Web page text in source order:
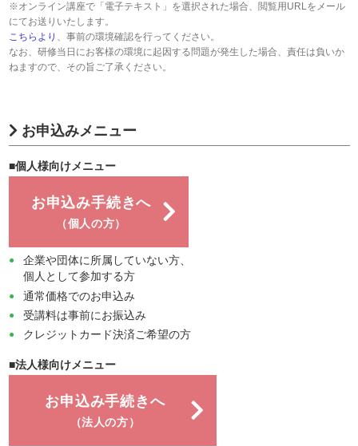
※オンライン講座で「電子テキスト」を選択された場合、閲覧用URLをメール
にてお送りいたします。
こちらより 、事前の環境確認を行ってください。
なお、研修当日にお客様の環境に起因する問題が発生した場合、責任は負いか
ねますので、その旨ご了承ください。
お申込みメニュー
■個人様向けメニュー
お申込み手続きへ
（個人の方）
企業や団体に所属していない方、
個人として参加する方
通常価格でのお申込み
受講料は事前にお振込み
クレジットカード決済ご希望の方
■法人様向けメニュー
お申込み手続きへ
（法人の方）